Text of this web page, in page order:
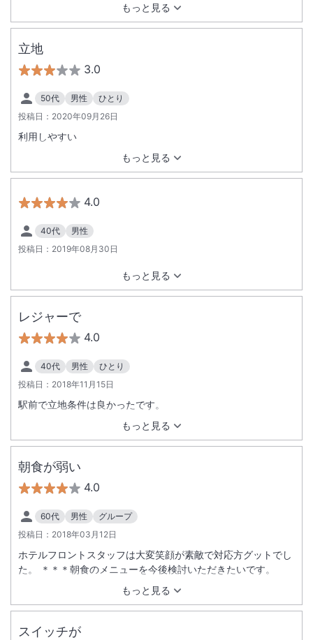
もっと見る
立地
3.0
50代 男性
ひとり
投稿日： 2020年09月26日
もっと見る
利用しやすい
4.0
40代
男性
投稿日： 2019年08月30日
もっと見る
レジャーで
4.0
40代 男性
ひとり
投稿日： 2018年11月15日
もっと見る
駅前で立地条件は良かったです。
朝食が弱い
4.0
60代 男性
グループ
投稿日： 2018年03月12日
もっと見る
ホテルフロントスタッフは大変笑顔が素敵で対応方グットでし
た。 ＊＊＊朝食のメニューを今後検討いただきたいです。
スイッチが